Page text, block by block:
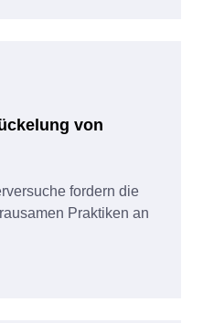
von
fordern die
Praktiken an